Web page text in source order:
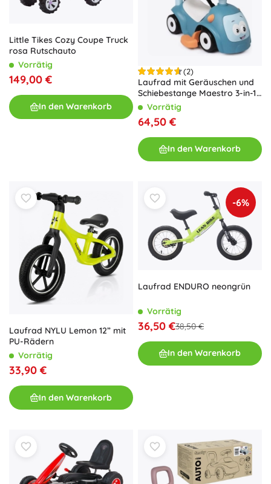
Little Tikes Cozy Coupe Truck
rosa Rutschauto
Vorrätig
149,00 €
In den Warenkorb
(2)
Laufrad mit Geräuschen und
Schiebestange Maestro 3-in-1
blauVorrätig
64,50 €
In den Warenkorb
Laufrad NYLU Lemon 12” mit
PU-Rädern
Vorrätig
33,90 €
In den Warenkorb
-6%
Laufrad ENDURO neongrün
Vorrätig
36,50 €38,50 €
In den Warenkorb